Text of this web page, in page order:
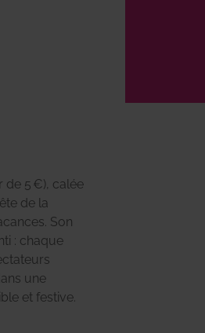
de 5 €), calée
et festive.